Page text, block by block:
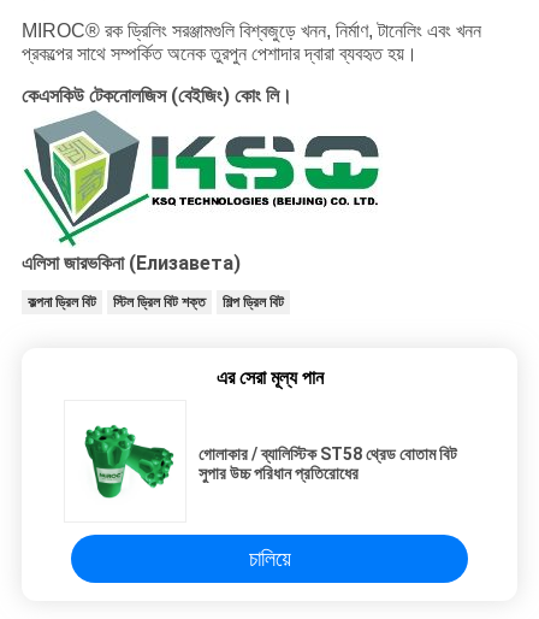
MIROC® রক ড্রিলিং সরঞ্জামগুলি বিশ্বজুড়ে খনন, নির্মাণ, টানেলিং এবং খনন
প্রকল্পের সাথে সম্পর্কিত অনেক তুরপুন পেশাদার দ্বারা ব্যবহৃত হয়।
কেএসকিউ টেকনোলজিস (বেইজিং) কোং লি।
এলিসা জারভকিনা (Елизавета)
কল্পনা ড্রিল বিট স্টিল ড্রিল বিট শক্ত শিল্প ড্রিল বিট
এর সেরা মূল্য পান
গোলাকার / ব্যালিস্টিক ST58 থ্রেড বোতাম বিট
সুপার উচ্চ পরিধান প্রতিরোধের
চালিয়ে